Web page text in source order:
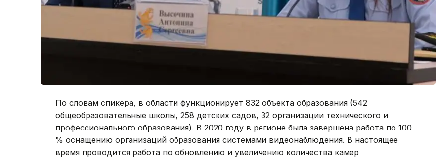
По словам спикера, в области функционирует 832 объекта образования (542
общеобразовательные школы, 258 детских садов, 32 организации технического и
профессионального образования). В 2020 году в регионе была завершена работа по 100
% оснащению организаций образования системами видеонаблюдения. В настоящее
время проводится работа по обновлению и увеличению количества камер